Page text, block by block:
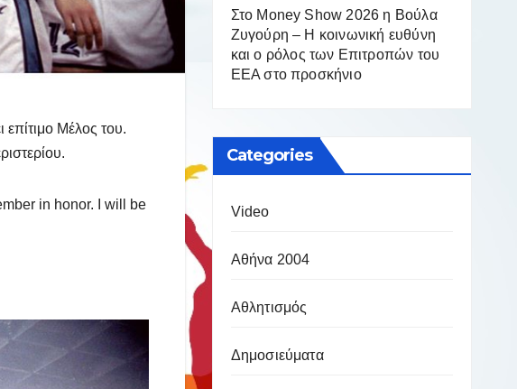
Μέλος του.
in honor. I will be
Στο Money Show 2026 η Βούλα
Ζυγούρη – Η κοινωνική ευθύνη
και ο ρόλος των Επιτροπών του
ΕΕΑ στο προσκήνιο
Categories
Video
Αθήνα 2004
Αθλητισμός
Δημοσιεύματα